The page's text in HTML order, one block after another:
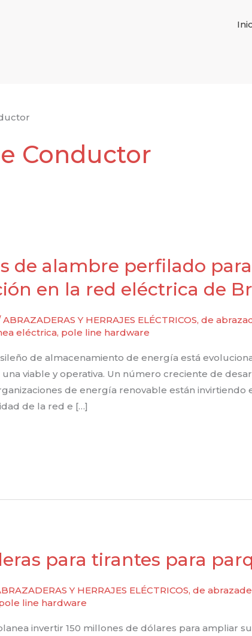
Conductor
de alambre perfilado
en la red eléctrica de
ABRAZADERAS Y HERRAJES ELÉCTRICOS,de
eléctrica, pole line hardware
de almacenamiento de energía está
viable y operativa. Un número creciente de
de energía renovable están
de la red e […]
para tirantes para
Y HERRAJES ELÉCTRICOS,de
line hardware
invertir 150 millones de dólares para ampliar